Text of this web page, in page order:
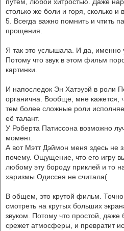
столько же боли и горя, сколько и
5. Всегда важно помнить и чтить
прощения.
Я так это услышала. И да, именно
Потому что звук в этом фильм
картинки.
И напоследок Эн Хатэуэй в роли
органична. Вообще, мне кажется,
тем более сложные роли
её талант.
У Роберта Патиссона возможно
момент.
А вот Мэтт Дэймон меня здесь не
почему. Ощущение, что его игру
любому эту бороду приклей и то
харизмы Одиссея не считала(
В общем, это крутой фильм.
смотреть на крутых больших
звуком. Потому что простой,
срежет атмосферы, и превратит